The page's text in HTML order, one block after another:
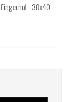
- 30x40